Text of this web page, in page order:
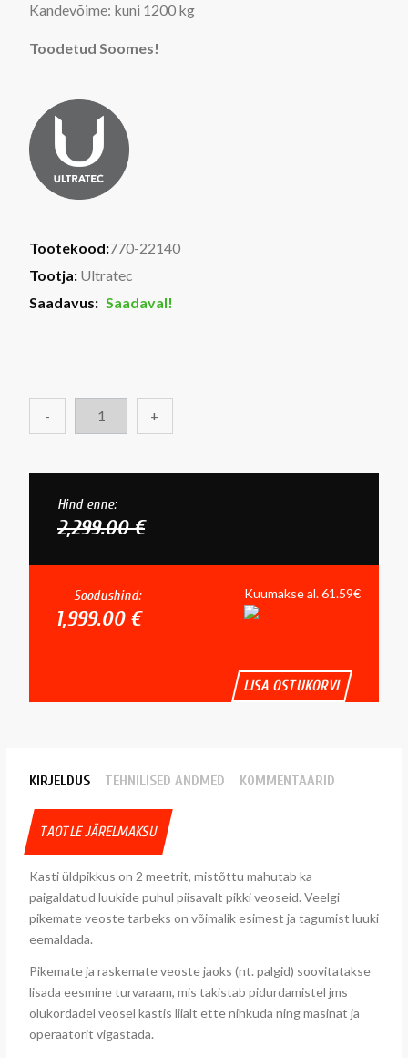
Kandevõime: kuni 1200 kg
Toodetud Soomes!
Tootekood:770-22140
Tootja: Ultratec
Saadavus: Saadaval!
- +
Hind enne:
2,299.00 €
Soodushind:
1,999.00 €
Kuumakse al. 61.59€
LISA OSTUKORVI
KIRJELDUS TEHNILISED ANDMED KOMMENTAARID
TAOTLE JÄRELMAKSU
Kasti üldpikkus on 2 meetrit, mistõttu mahutab ka
paigaldatud luukide puhul piisavalt pikki veoseid. Veelgi
pikemate veoste tarbeks on võimalik esimest ja tagumist luuki
eemaldada.
Pikemate ja raskemate veoste jaoks (nt. palgid) soovitatakse
lisada eesmine turvaraam, mis takistab pidurdamistel jms
olukordadel veosel kastis liialt ette nihkuda ning masinat ja
operaatorit vigastada.